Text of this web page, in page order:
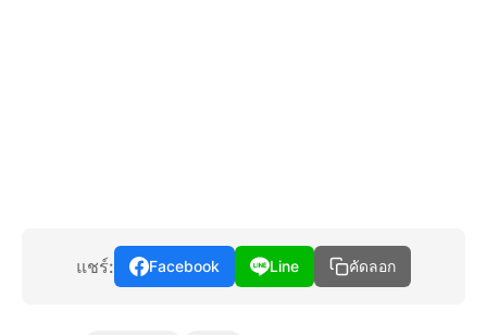
แชร์: Facebook Line คัดลอก